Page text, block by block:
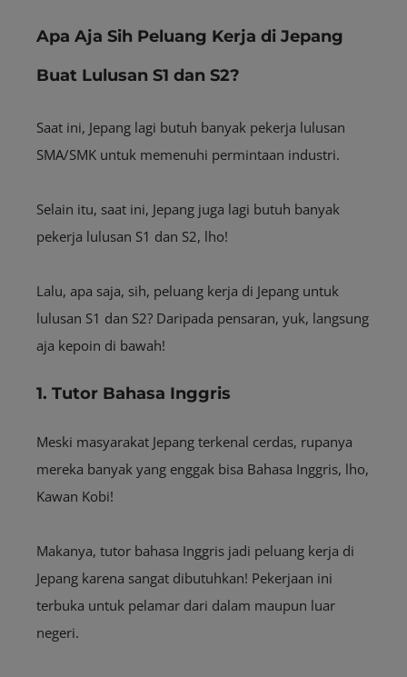
Apa Aja Sih Peluang Kerja di Jepang
Buat Lulusan S1 dan S2?
Saat ini, Jepang lagi butuh banyak pekerja lulusan
SMA/SMK untuk memenuhi permintaan industri.
Selain itu, saat ini, Jepang juga lagi butuh banyak
pekerja lulusan S1 dan S2, lho!
Lalu, apa saja, sih, peluang kerja di Jepang untuk
lulusan S1 dan S2? Daripada pensaran, yuk, langsung
aja kepoin di bawah!
1. Tutor Bahasa Inggris
Meski masyarakat Jepang terkenal cerdas, rupanya
mereka banyak yang enggak bisa Bahasa Inggris, lho,
Kawan Kobi!
Makanya, tutor bahasa Inggris jadi peluang kerja di
Jepang karena sangat dibutuhkan! Pekerjaan ini
terbuka untuk pelamar dari dalam maupun luar
negeri.